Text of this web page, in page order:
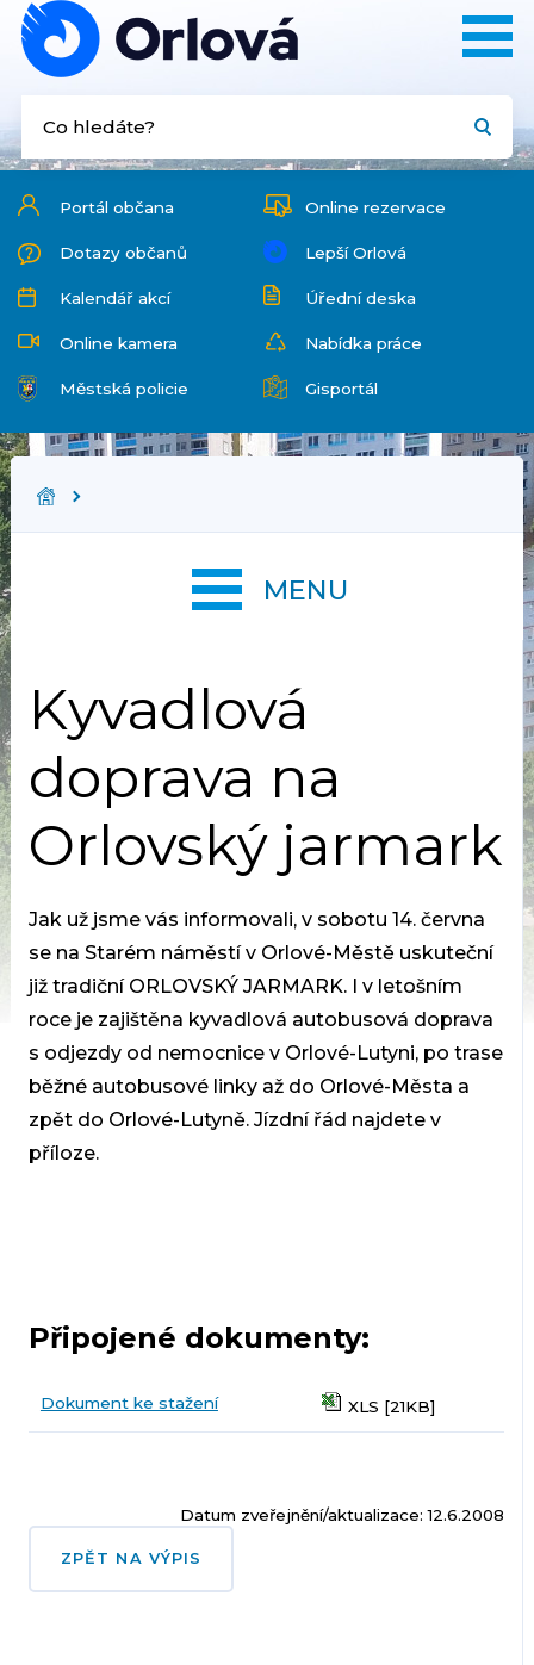
Portál občana Online rezervace
Dotazy občanů Lepší Orlová
Kalendář akcí Úřední deska
Online kamera Nabídka práce
Městská policie Gisportál
Kyvadlová
doprava na
Orlovský jarmark
Jak už jsme vás informovali, v sobotu 14. června
se na Starém náměstí v Orlové-Městě uskuteční
již tradiční ORLOVSKÝ JARMARK. I v letošním
roce je zajištěna kyvadlová autobusová doprava
s odjezdy od nemocnice v Orlové-Lutyni, po trase
běžné autobusové linky až do Orlové-Města a
zpět do Orlové-Lutyně. Jízdní řád najdete v
příloze.
Připojené dokumenty:
Dokument ke stažení XLS [21KB]
Datum zveřejnění/aktualizace: 12.6.2008
ZPĚT NA VÝPIS
MENU